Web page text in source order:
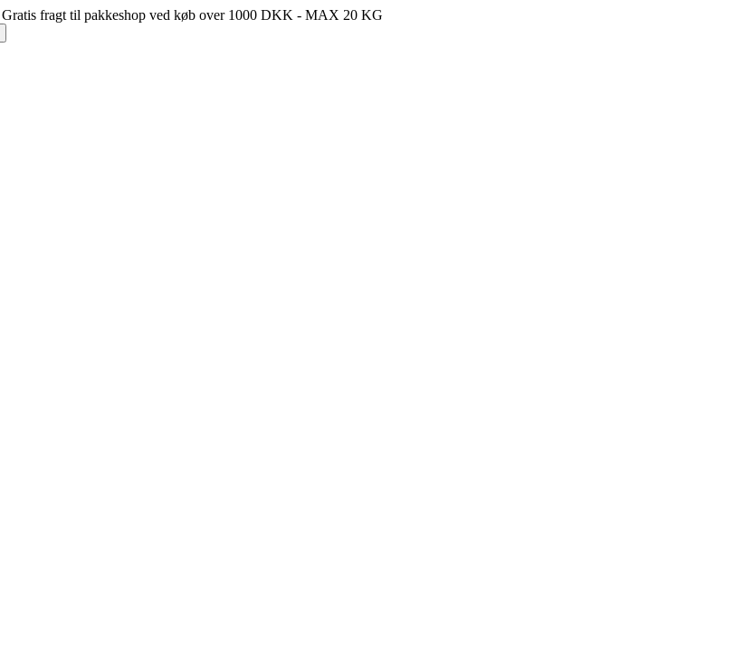
Gratis fragt til pakkeshop ved køb over 1000 DKK - MAX 20 KG